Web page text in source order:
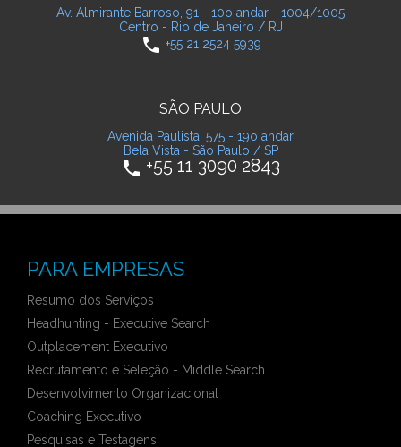
Av. Almirante Barroso, 91 - 10o andar - 1004/1005
Centro - Rio de Janeiro / RJ
phone +55 21 2524 5939
SÃO PAULO
Avenida Paulista, 575 - 19o andar
Bela Vista - São Paulo / SP
phone +55 11 3090 2843
PARA EMPRESAS
Resumo dos Serviços
Headhunting - Executive Search
Outplacement Executivo
Recrutamento e Seleção - Middle Search
Desenvolvimento Organizacional
Coaching Executivo
Pesquisas e Testagens